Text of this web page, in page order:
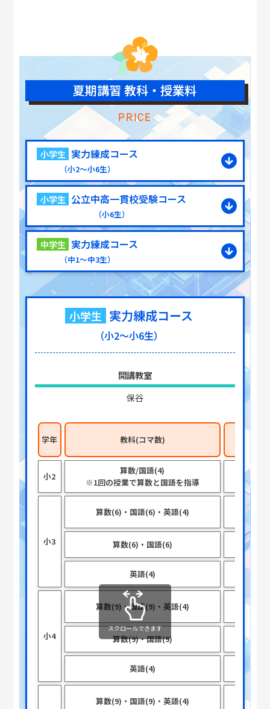
夏期講習 教科・授業料
PRICE
小学生 実力練成コース
（小2～小6生）
小学生 公立中高一貫校受験コース
（小6生）
中学生 実力練成コース
（中1～中3生）
小学生 実力練成コース
（小2～小6生）
開講教室
保谷
学年 教科(コマ数) 授業時
小2
算数/国語(4)
※1回の授業で算数と国語を指導
小3
算数(6)・国語(6)・英語(4)
算国各
算数(6)・国語(6)
英語(4)
小4
算数(9)・国語(9)・英語(4)
算数(9)・国語(9)
英語(4)
算数(9)・国語(9)・英語(4)
スクロールできます